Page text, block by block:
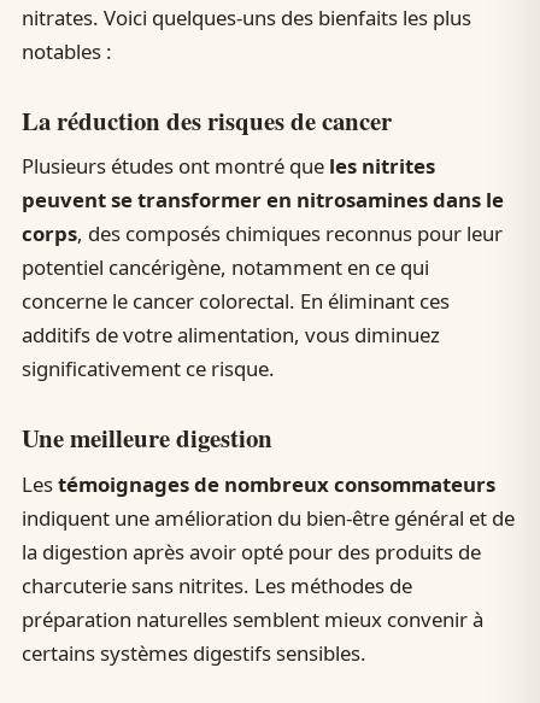
nitrates. Voici quelques-uns des bienfaits les plus
notables :
La réduction des risques de cancer
Plusieurs études ont montré que les nitrites
peuvent se transformer en nitrosamines dans le
corps, des composés chimiques reconnus pour leur
potentiel cancérigène, notamment en ce qui
concerne le cancer colorectal. En éliminant ces
additifs de votre alimentation, vous diminuez
significativement ce risque.
Une meilleure digestion
Lestémoignages de nombreux consommateurs
indiquent une amélioration du bien-être général et de
la digestion après avoir opté pour des produits de
charcuterie sans nitrites. Les méthodes de
préparation naturelles semblent mieux convenir à
certains systèmes digestifs sensibles.